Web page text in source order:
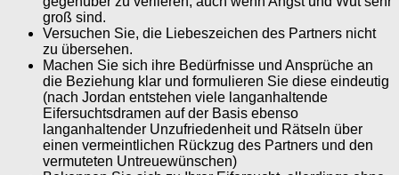
groß sind.
Versuchen Sie, die Liebeszeichen des Partners nicht
zu übersehen.
Machen Sie sich ihre Bedürfnisse und Ansprüche an
die Beziehung klar und formulieren Sie diese eindeutig
(nach Jordan entstehen viele langanhaltende
Eifersuchtsdramen auf der Basis ebenso
langanhaltender Unzufriedenheit und Rätseln über
einen vermeintlichen Rückzug des Partners und den
vermuteten Untreuewünschen)